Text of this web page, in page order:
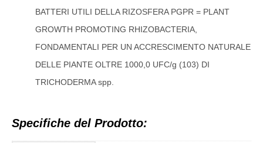
BATTERI UTILI DELLA RIZOSFERA PGPR = PLANT
GROWTH PROMOTING RHIZOBACTERIA,
FONDAMENTALI PER UN ACCRESCIMENTO NATURALE
DELLE PIANTE OLTRE 1000,0 UFC/g (103) DI
TRICHODERMA spp.
Specifiche del Prodotto: